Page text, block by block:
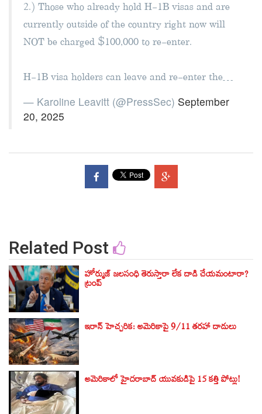
2.) Those who already hold H-1B visas and are
currently outside of the country right now will
NOT be charged $100,000 to re-enter.
H-1B visa holders can leave and re-enter the…
— Karoline Leavitt (@PressSec) September
20, 2025
Related Post
హోర్ముజ్ జలసంధి తెరుస్తారా లేక దాడి చేయమంటారా?
ట్రంప్
ఇరాన్ హెచ్చరిక: అమెరికాపై 9/11 తరహా దాడులు
అమెరికాలో హైదరాబాద్ యువకుడిపై 15 కత్తి పోట్లు!